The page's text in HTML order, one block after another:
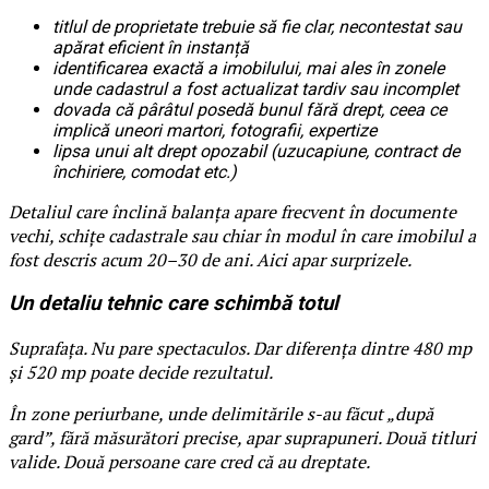
titlul de proprietate trebuie să fie clar, necontestat sau
apărat eficient în instanță
identificarea exactă a imobilului, mai ales în zonele
unde cadastrul a fost actualizat tardiv sau incomplet
dovada că pârâtul posedă bunul fără drept, ceea ce
implică uneori martori, fotografii, expertize
lipsa unui alt drept opozabil (uzucapiune, contract de
închiriere, comodat etc.)
Detaliul care înclină balanța apare frecvent în documente
vechi, schițe cadastrale sau chiar în modul în care imobilul a
fost descris acum 20–30 de ani. Aici apar surprizele.
Un detaliu tehnic care schimbă totul
Suprafața. Nu pare spectaculos. Dar diferența dintre 480 mp
și 520 mp poate decide rezultatul.
În zone periurbane, unde delimitările s-au făcut „după
gard”, fără măsurători precise, apar suprapuneri. Două titluri
valide. Două persoane care cred că au dreptate.